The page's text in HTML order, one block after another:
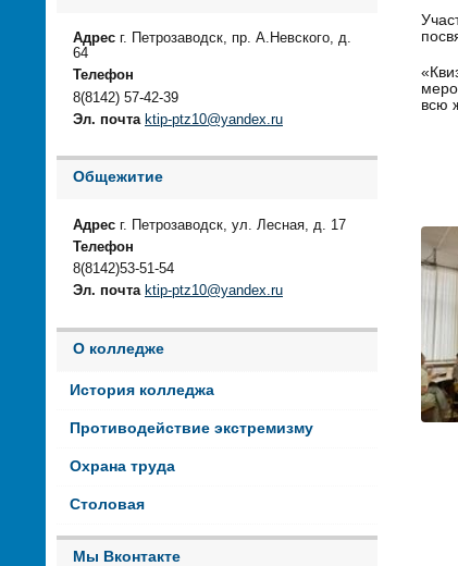
Адрес г. Петрозаводск, пр. А.Невского, д.
64
Телефон
8(8142) 57-42-39
Эл. почта ktip-ptz10@yandex.ru
Общежитие
Адрес г. Петрозаводск, ул. Лесная, д. 17
Телефон
8(8142)53-51-54
Эл. почта ktip-ptz10@yandex.ru
О колледже
История колледжа
Противодействие экстремизму
Охрана труда
Столовая
Мы Вконтакте
всю